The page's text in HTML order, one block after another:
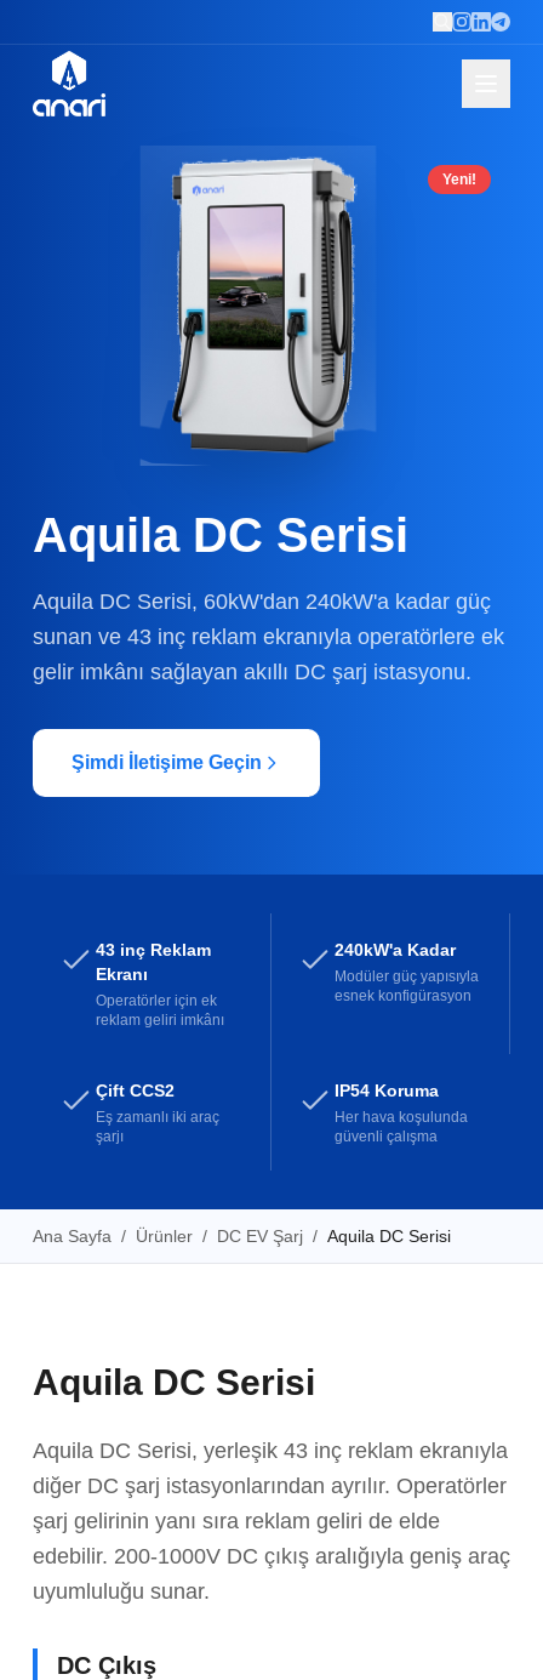
Yeni!
Aquila DC Serisi
Aquila DC Serisi, 60kW'dan 240kW'a kadar güç
sunan ve 43 inç reklam ekranıyla operatörlere ek
gelir imkânı sağlayan akıllı DC şarj istasyonu.
Şimdi İletişime Geçin
43 inç Reklam
Ekranı
Operatörler için ek
reklam geliri imkânı
240kW'a Kadar
Modüler güç yapısıyla
esnek konfigürasyon
Çift CCS2
Eş zamanlı iki araç
şarjı
IP54 Koruma
Her hava koşulunda
güvenli çalışma
Ana Sayfa / Ürünler / DC EV Şarj / Aquila DC Serisi
Aquila DC Serisi
Aquila DC Serisi, yerleşik 43 inç reklam ekranıyla
diğer DC şarj istasyonlarından ayrılır. Operatörler
şarj gelirinin yanı sıra reklam geliri de elde
edebilir. 200-1000V DC çıkış aralığıyla geniş araç
uyumluluğu sunar.
DC Çıkış